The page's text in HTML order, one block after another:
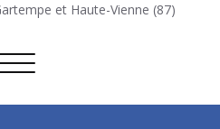
et Haute-Vienne (87)
Afficher/masquer la navigation